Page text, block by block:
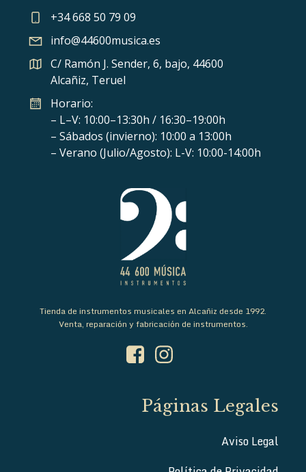
+34 668 50 79 09
info@44600musica.es
C/ Ramón J. Sender, 6, bajo, 44600
Alcañiz, Teruel
Horario:
– L–V: 10:00–13:30h / 16:30–19:00h
– Sábados (invierno): 10:00 a 13:00h
– Verano (Julio/Agosto): L-V: 10:00-14:00h
Tienda de instrumentos musicales en Alcañiz desde 1992.
Venta, reparación y fabricación de instrumentos.
Páginas Legales
Aviso Legal